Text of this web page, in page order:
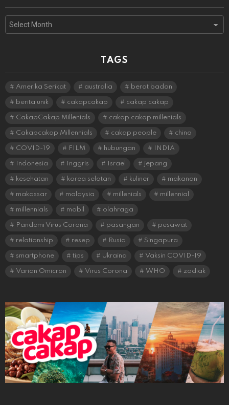
TAGS
Amerika Serikat australia berat badan
berita unik cakapcakap cakap cakap
CakapCakap Millenials cakap cakap millenials
Cakapcakap Millennials cakap people china
COVID-19 FILM hubungan INDIA
Indonesia Inggris Israel jepang
kesehatan korea selatan kuliner makanan
makassar malaysia millenials millennial
millennials mobil olahraga
Pandemi Virus Corona pasangan pesawat
relationship resep Rusia Singapura
smartphone tips Ukraina Vaksin COVID-19
Varian Omicron Virus Corona WHO zodiak